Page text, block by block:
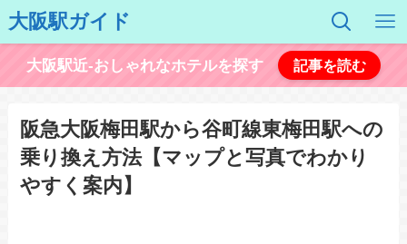
大阪駅ガイド
大阪駅近-おしゃれなホテルを探す 記事を読む
阪急大阪梅田駅から谷町線東梅田駅への
乗り換え方法【マップと写真でわかり
やすく案内】